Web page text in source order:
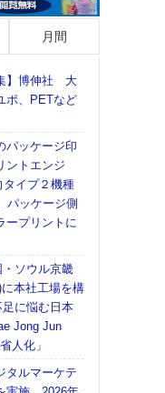
月間
】博伸社 大
ポ、PETなど
ッケージ印
ントエンジ
イプ２機種
パッケージ側
ープリントに
・ソウル京畿
本社工場を構
に悩む日本
Jong Jun
人化」
ルマーケテ